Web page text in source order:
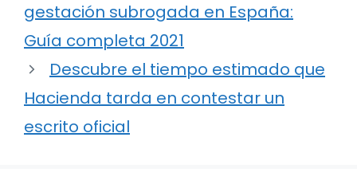
gestación subrogada en España:
Guía completa 2021
Descubre el tiempo estimado que
Hacienda tarda en contestar un
escrito oficial